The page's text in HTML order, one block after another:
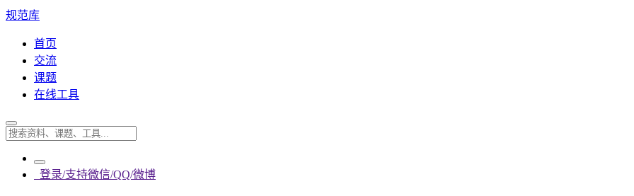
规范库
首页
交流
课题
在线工具
登录/支持微信/QQ/微博